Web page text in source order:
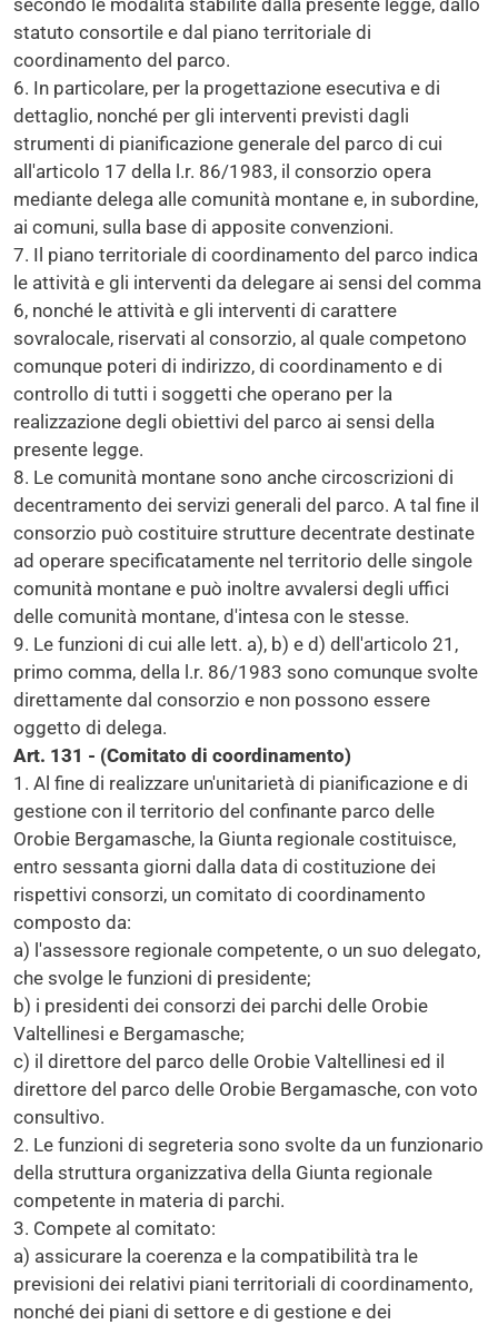
secondo le modalità stabilite dalla presente legge, dallo
statuto consortile e dal piano territoriale di
coordinamento del parco.
6. In particolare, per la progettazione esecutiva e di
dettaglio, nonché per gli interventi previsti dagli
strumenti di pianificazione generale del parco di cui
all'articolo 17 della l.r. 86/1983, il consorzio opera
mediante delega alle comunità montane e, in subordine,
ai comuni, sulla base di apposite convenzioni.
7. Il piano territoriale di coordinamento del parco indica
le attività e gli interventi da delegare ai sensi del comma
6, nonché le attività e gli interventi di carattere
sovralocale, riservati al consorzio, al quale competono
comunque poteri di indirizzo, di coordinamento e di
controllo di tutti i soggetti che operano per la
realizzazione degli obiettivi del parco ai sensi della
presente legge.
8. Le comunità montane sono anche circoscrizioni di
decentramento dei servizi generali del parco. A tal fine il
consorzio può costituire strutture decentrate destinate
ad operare specificatamente nel territorio delle singole
comunità montane e può inoltre avvalersi degli uffici
delle comunità montane, d'intesa con le stesse.
9. Le funzioni di cui alle lett. a), b) e d) dell'articolo 21,
primo comma, della l.r. 86/1983 sono comunque svolte
direttamente dal consorzio e non possono essere
oggetto di delega.
Art. 131 - (Comitato di coordinamento)
1. Al fine di realizzare un'unitarietà di pianificazione e di
gestione con il territorio del confinante parco delle
Orobie Bergamasche, la Giunta regionale costituisce,
entro sessanta giorni dalla data di costituzione dei
rispettivi consorzi, un comitato di coordinamento
composto da:
a) l'assessore regionale competente, o un suo delegato,
che svolge le funzioni di presidente;
b) i presidenti dei consorzi dei parchi delle Orobie
Valtellinesi e Bergamasche;
c) il direttore del parco delle Orobie Valtellinesi ed il
direttore del parco delle Orobie Bergamasche, con voto
consultivo.
2. Le funzioni di segreteria sono svolte da un funzionario
della struttura organizzativa della Giunta regionale
competente in materia di parchi.
3. Compete al comitato:
a) assicurare la coerenza e la compatibilità tra le
previsioni dei relativi piani territoriali di coordinamento,
nonché dei piani di settore e di gestione e dei